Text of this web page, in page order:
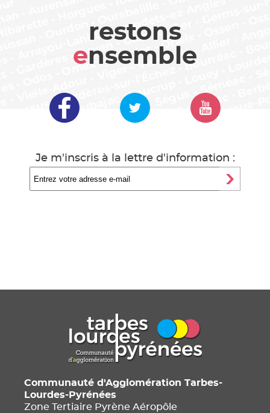
restons
ensemble
Je m'inscris à la lettre d'information :
Communauté d'Agglomération Tarbes-
Lourdes-Pyrénées
Zone Tertiaire Pyrène Aéropôle